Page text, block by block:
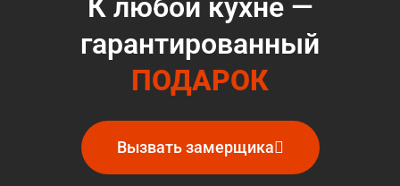
К любой кухне —
гарантированный
ПОДАРОК
Вызвать замерщика